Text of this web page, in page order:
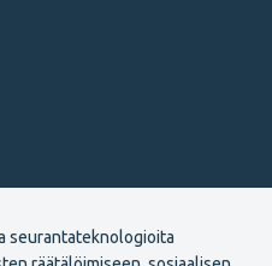
seurantateknologioita